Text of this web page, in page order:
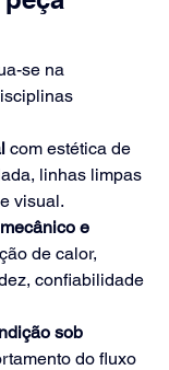
se na
com estética de
linhas limpas
visual.
e
de calor,
confiabilidade
sob
do fluxo